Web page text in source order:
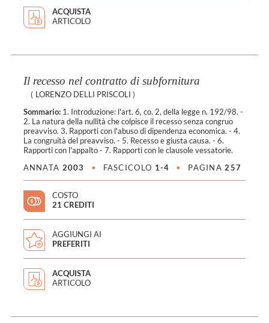
ACQUISTA
ARTICOLO
Il recesso nel contratto di subfornitura
( LORENZO DELLI PRISCOLI )
Sommario:1. Introduzione: l'art. 6, co. 2, della legge n. 192/98. -
2. La natura della nullità che colpisce il recesso senza congruo
preavviso. 3. Rapporti con l'abuso di dipendenza economica. - 4.
La congruità del preavviso. - 5. Recesso e giusta causa. - 6.
Rapporti con l'appalto - 7. Rapporti con le clausole vessatorie.
ANNATA 2003 • FASCICOLO 1-4 • PAGINA257
COSTO
21 CREDITI
AGGIUNGI AI
PREFERITI
ACQUISTA
ARTICOLO